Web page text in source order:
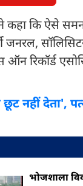
कि ऐसे समन
जनरल,
रिकॉर्ड
नहीं देता',
भोजशाला